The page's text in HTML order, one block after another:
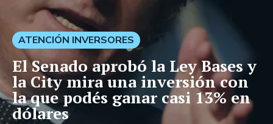
ATENCIÓN INVERSORES
El Senado aprobó la Ley Bases y
la City mira una inversión con
la que podés ganar casi 13% en
dólares